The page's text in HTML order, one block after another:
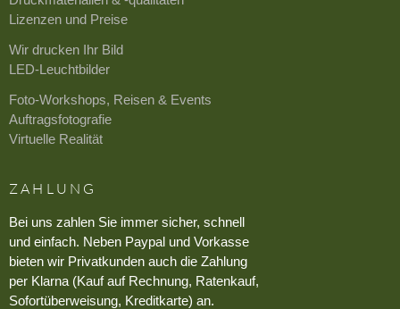
Lizenzen und Preise
Wir drucken Ihr Bild
LED-Leuchtbilder
Foto-Workshops, Reisen & Events
Auftragsfotografie
Virtuelle Realität
ZAHLUNG
Bei uns zahlen Sie immer sicher, schnell
und einfach. Neben Paypal und Vorkasse
bieten wir Privatkunden auch die Zahlung
per Klarna (Kauf auf Rechnung, Ratenkauf,
Sofortüberweisung, Kreditkarte) an.